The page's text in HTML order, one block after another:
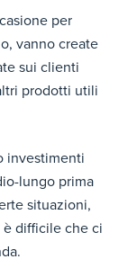
per
vanno create
sui clienti
prodotti utili
investimenti
lungo prima
situazioni,
difficile che ci